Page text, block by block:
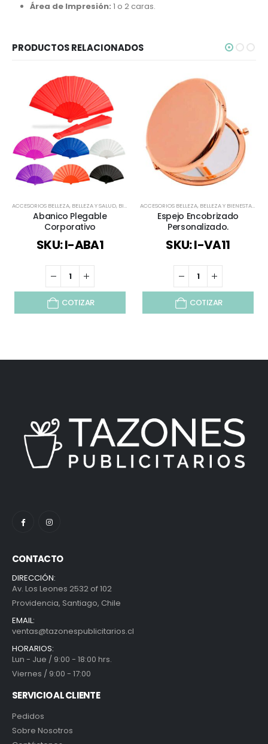
Área de Impresión: 1 o 2 caras.
PRODUCTOS RELACIONADOS
ACCESORIOS BELLEZA, BELLEZA Y SALUD, BIENESTAR Y SALUD ,DEPORTES Y BIENESTAR,ESPECIAL
Abanico Plegable
Corporativo
SKU: I-ABA1
COTIZAR
ACCESORIOS BELLEZA, BELLEZA Y BIENESTAR
Espejo Encobrizado
Personalizado.
SKU: I-VA11
COTIZAR
CONTACTO
DIRECCIÓN:
Av. Los Leones 2532 of 102
Providencia, Santiago, Chile
EMAIL:
ventas@tazonespublicitarios.cl
HORARIOS:
Lun - Jue / 9:00 - 18:00 hrs.
Viernes / 9:00 - 17:00
SERVICIO AL CLIENTE
Pedidos
Sobre Nosotros